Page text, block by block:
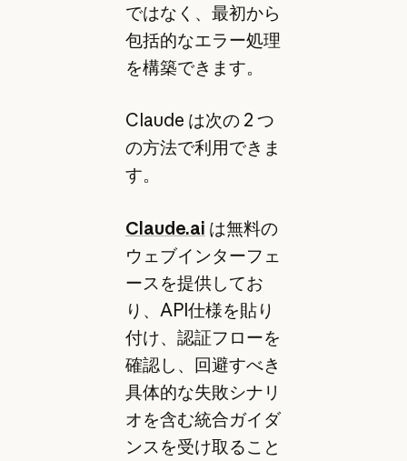
ではなく、最初から
包括的なエラー処理
を構築できます。
Claude は次の 2 つ
の方法で利用できま
す。
Claude.ai は無料の
ウェブインターフェ
ースを提供してお
り、API仕様を貼り
付け、認証フローを
確認し、回避すべき
具体的な失敗シナリ
オを含む統合ガイダ
ンスを受け取ること